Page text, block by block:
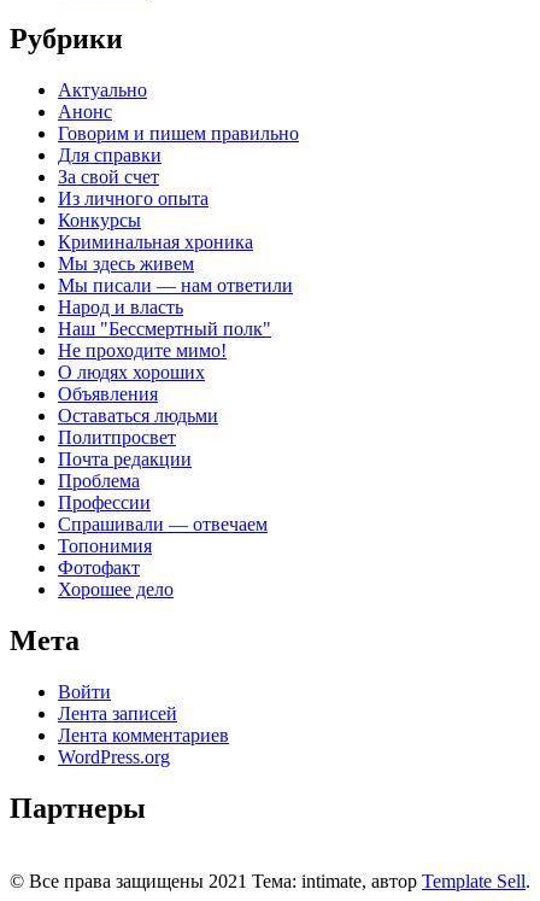
Рубрики
Актуально
Анонс
Говорим и пишем правильно
Для справки
За свой счет
Из личного опыта
Конкурсы
Криминальная хроника
Мы здесь живем
Мы писали — нам ответили
Народ и власть
Наш "Бессмертный полк"
Не проходите мимо!
О людях хороших
Объявления
Оставаться людьми
Политпросвет
Почта редакции
Проблема
Профессии
Спрашивали — отвечаем
Топонимия
Фотофакт
Хорошее дело
Мета
Войти
Лента записей
Лента комментариев
WordPress.org
Партнеры
© Все права защищены 2021 Тема: intimate, автор Template Sell.